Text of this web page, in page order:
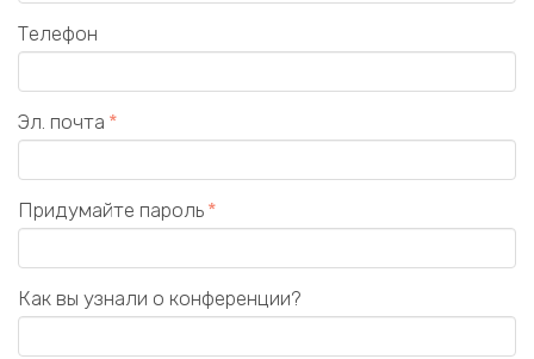
Телефон
Эл. почта
Придумайте пароль
Как вы узнали о конференции?